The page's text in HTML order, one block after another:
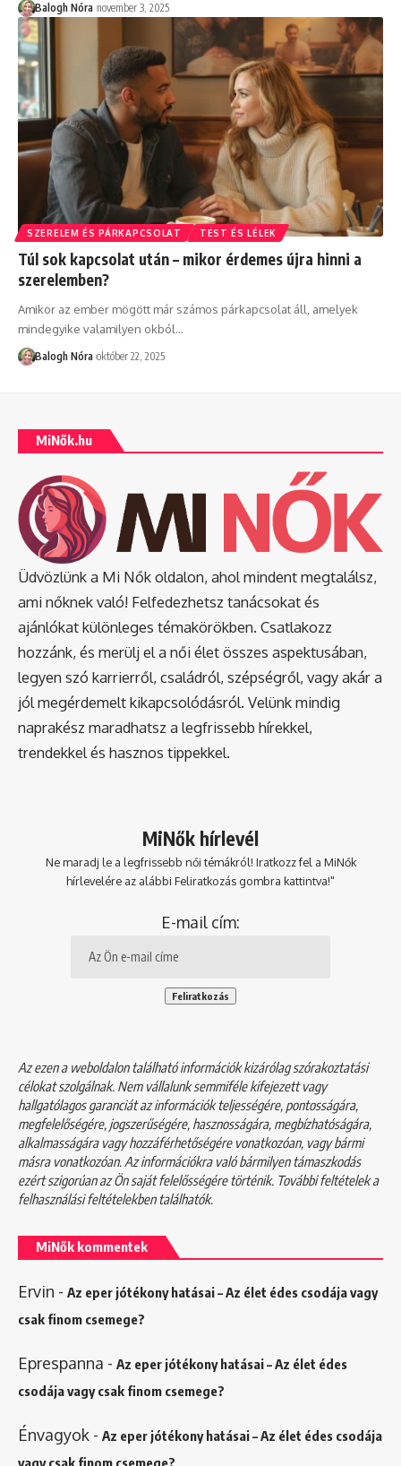
Balogh Nóra november 3, 2025
SZERELEM ÉS PÁRKAPCSOLAT TEST ÉS LÉLEK
Túl sok kapcsolat után – mikor érdemes újra hinni a
szerelemben?
Amikor az ember mögött már számos párkapcsolat áll, amelyek
mindegyike valamilyen okból…
Balogh Nóra október 22, 2025
MiNők.hu
Üdvözlünk a Mi Nők oldalon, ahol mindent megtalálsz,
ami nőknek való! Felfedezhetsz tanácsokat és
ajánlókat különleges témakörökben. Csatlakozz
hozzánk, és merülj el a női élet összes aspektusában,
legyen szó karrierről, családról, szépségről, vagy akár a
jól megérdemelt kikapcsolódásról. Velünk mindig
naprakész maradhatsz a legfrissebb hírekkel,
trendekkel és hasznos tippekkel.
MiNők hírlevél
Ne maradj le a legfrissebb női témákról! Iratkozz fel a MiNők
hírlevelére az alábbi Feliratkozás gombra kattintva!"
E-mail cím:
Az ezen a weboldalon található információk kizárólag szórakoztatási
célokat szolgálnak. Nem vállalunk semmiféle kifejezett vagy
hallgatólagos garanciát az információk teljességére, pontosságára,
megfelelőségére, jogszerűségére, hasznosságára, megbízhatóságára,
alkalmasságára vagy hozzáférhetőségére vonatkozóan, vagy bármi
másra vonatkozóan. Az információkra való bármilyen támaszkodás
ezért szigorúan az Ön saját felelősségére történik. További feltételek a
felhasználási feltételekbentalálhatók.
MiNők kommentek
Ervin - Az eper jótékony hatásai – Az élet édes csodája vagy
csak finom csemege?
Eprespanna - Az eper jótékony hatásai – Az élet édes
csodája vagy csak finom csemege?
Énvagyok - Az eper jótékony hatásai – Az élet édes csodája